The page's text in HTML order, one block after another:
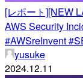
[レポート][NEW
AWS Security
#AWSreInvent
yusuke
2024.12.11